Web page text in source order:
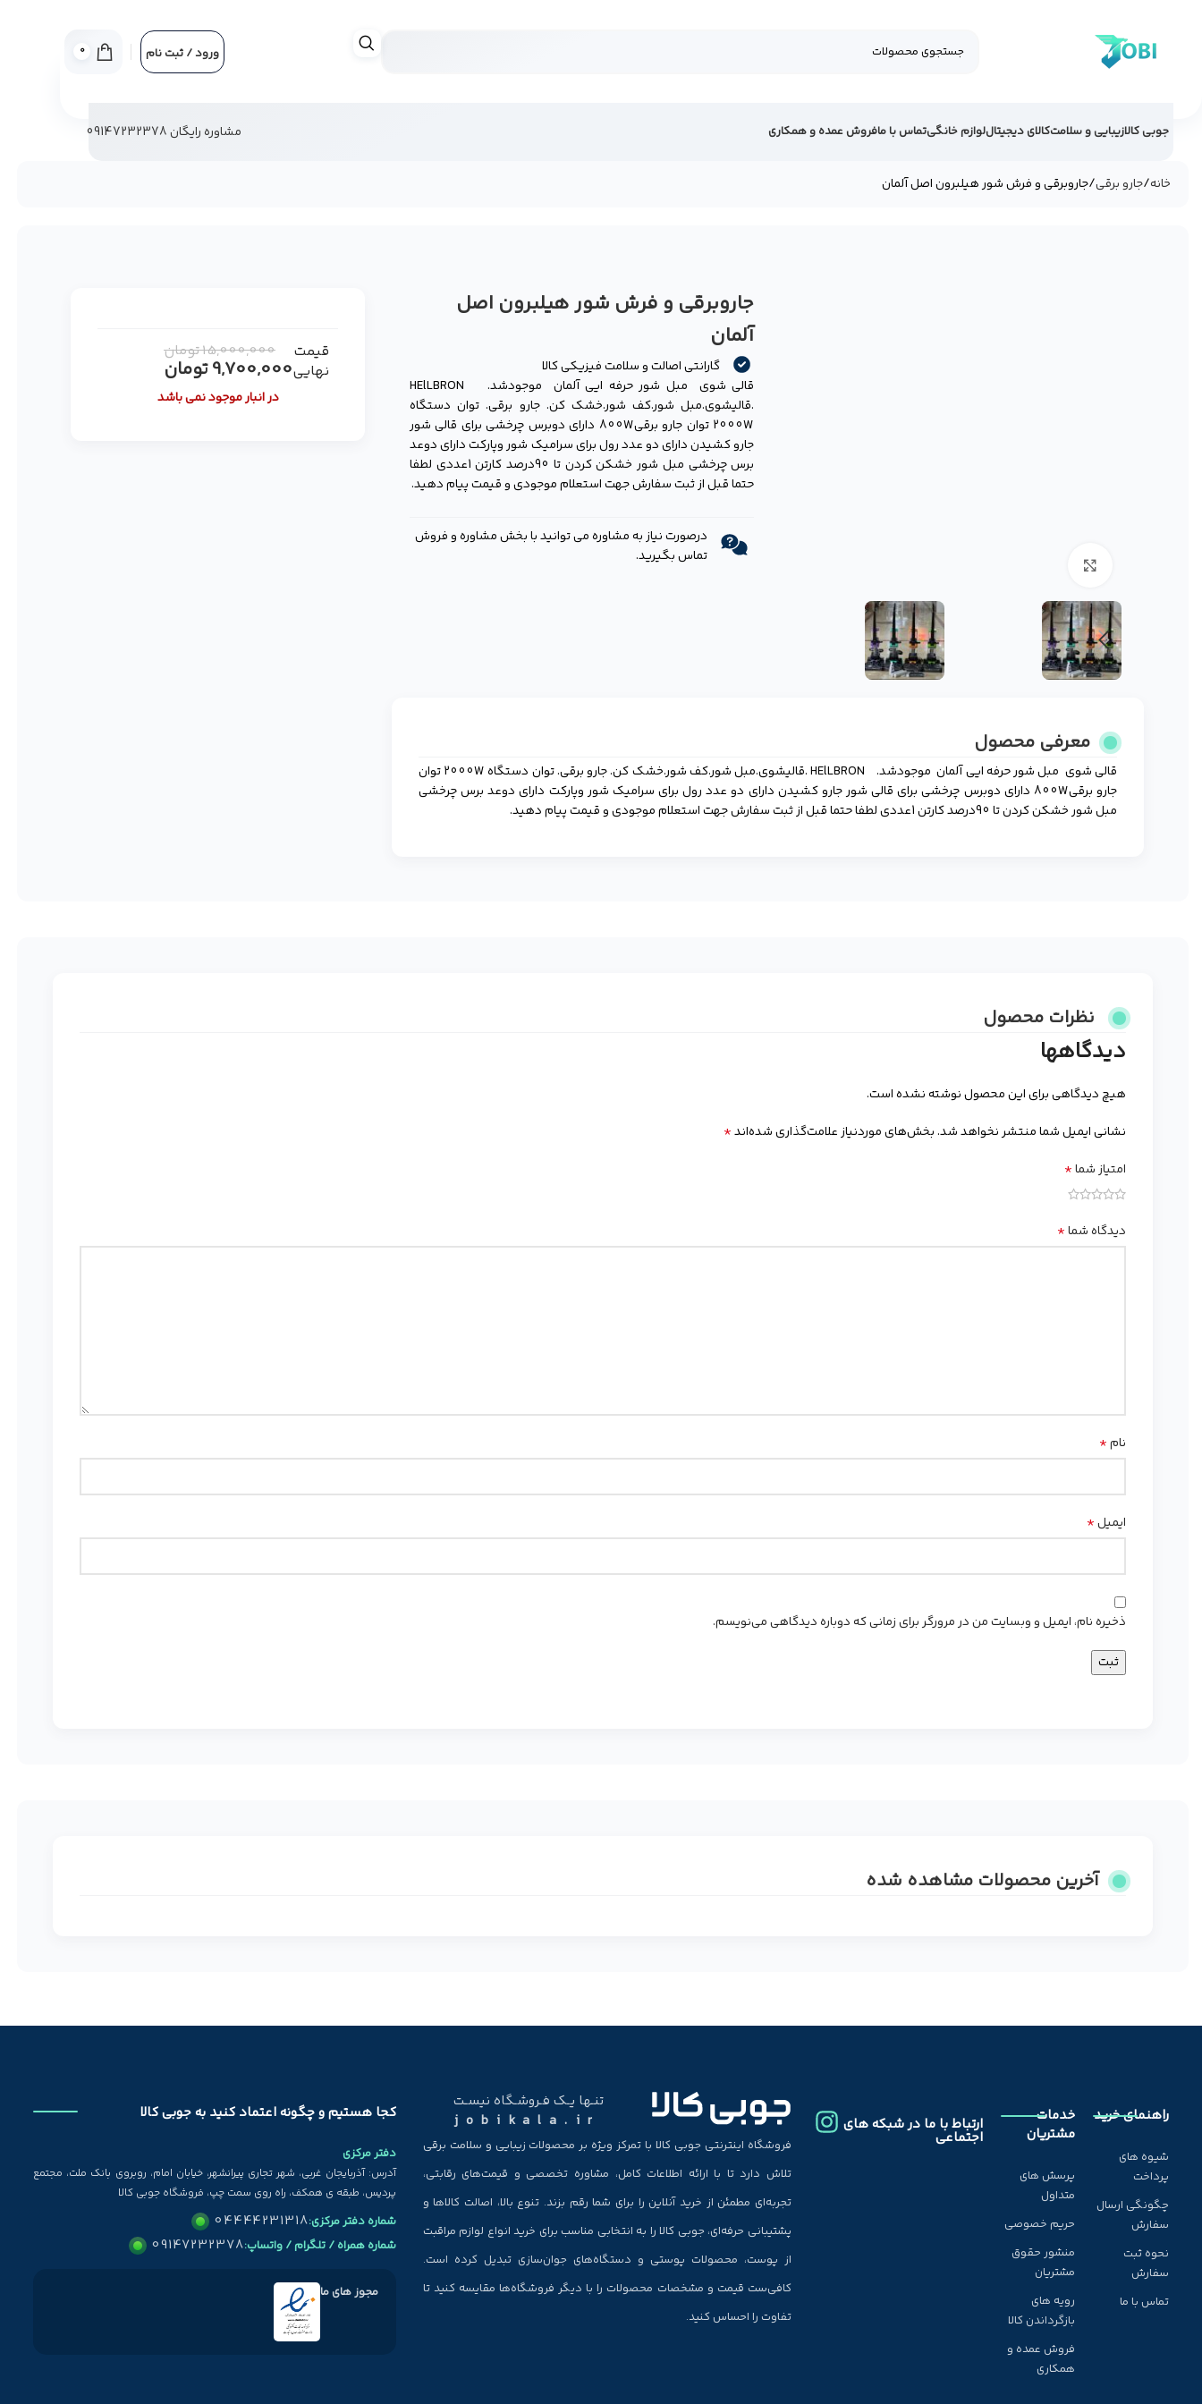
ورود / ثبت نام 0
جوبی کالازیبایی و سلامتکالای دیجیتاللوازم خانگیتماس با مافروش عمده و همکاری مشاوره رایگان 09147232378
خانه جارو برقی جاروبرقی و فرش شور هیلبرون اصل آلمان
جاروبرقی و فرش شور هیلبرون اصل
آلمان
گارانتی اصالت و سلامت فیزیکی کالا
قالی شوی مبل شور حرفه ایی آلمان موجودشد. HElLBRON
.قالیشوی.مبل شور.کف شور.خشک کن. جارو برقی. توان دستگاه
2000W توان جارو برقی800W دارای دوبرس چرخشی برای قالی شور
جارو کشیدن دارای دو عدد رول برای سرامیک شور وپارکت دارای دوعد
برس چرخشی مبل شور خشکن کردن تا 90درصد کارتن 1عددی لطفا
حتما قبل از ثبت سفارش جهت استعلام موجودی و قیمت پیام دهید.
درصورت نیاز به مشاوره می توانید با بخش مشاوره و فروش
تماس بگیرید.
معرفی محصول
قالی شوی مبل شور حرفه ایی آلمان موجودشد. HElLBRON .قالیشوی.مبل شور.کف شور.خشک کن. جارو برقی. توان دستگاه 2000W توان
جارو برقی800W دارای دوبرس چرخشی برای قالی شور جارو کشیدن دارای دو عدد رول برای سرامیک شور وپارکت دارای دوعد برس چرخشی
مبل شور خشکن کردن تا 90درصد کارتن 1عددی لطفا حتما قبل از ثبت سفارش جهت استعلام موجودی و قیمت پیام دهید.
قیمت
نهایی
15,000,000تومان
9,700,000تومان
در انبار موجود نمی باشد
نظرات محصول
دیدگاهها
هیچ دیدگاهی برای این محصول نوشته نشده است.
نشانی ایمیل شما منتشر نخواهد شد.بخش‌های موردنیاز علامت‌گذاری شده‌اند*
امتیاز شما*
دیدگاه شما*
نام*
ایمیل*
ذخیره نام، ایمیل و وبسایت من در مرورگر برای زمانی که دوباره دیدگاهی می‌نویسم.
آخرین محصولات مشاهده شده
راهنمای خرید
شیوه های
پرداخت
چگونگی ارسال
سفارش
نحوه ثبت
سفارش
تماس با ما
خدمات
مشتریان
پرسش های
متداول
حریم خصوصی
منشور حقوق
مشتریان
رویه های
بازگرداندن کالا
فروش عمده و
همکاری
ارتباط با ما در شبکه های
اجتماعی
تنـها یـک فـروشـگاه نیسـت
jobikala.ir
فروشگاه اینترنتی جوبی کالا با تمرکز ویژه بر محصولات زیبایی و سلامت برقی
تلاش دارد تا با ارائه اطلاعات کامل، مشاوره تخصصی و قیمت‌های رقابتی،
تجربه‌ای مطمئن از خرید آنلاین را برای شما رقم بزند. تنوع بالا، اصالت کالاها و
پشتیبانی حرفه‌ای، جوبی کالا را به انتخابی مناسب برای خرید انواع لوازم مراقبت
از پوست، محصولات پوستی و دستگاه‌های جوان‌سازی تبدیل کرده است.
کافی‌ست قیمت و مشخصات محصولات را با دیگر فروشگاه‌ها مقایسه کنید تا
تفاوت را احساس کنید.
کجا هستیم و چگونه اعتماد کنید به جوبی کالا
دفتر مرکزی
آدرس: آذربایجان غربی، شهر تجاری پیرانشهر، خیابان امام، روبروی بانک ملت، مجتمع
پردیس، طبقه ی همکف، راه روی سمت چپ، فروشگاه جوبی کالا
شماره دفتر مرکزی:04444231318
شماره همراه / تلگرام / واتساپ:09147232378
مجوز های ما